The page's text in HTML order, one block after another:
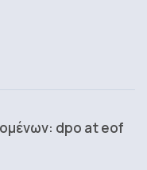
dpo at eof